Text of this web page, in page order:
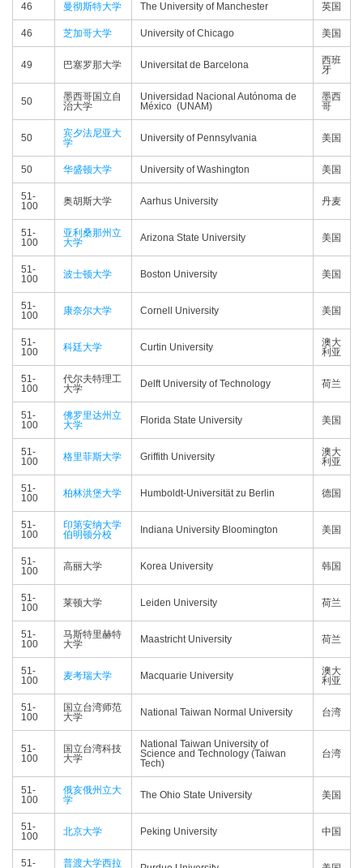
46 曼彻斯特大学 The University of Manchester 英国
46 芝加哥大学 University of Chicago 美国
49 巴塞罗那大学 Universitat de Barcelona
西班
牙
50
墨西哥国立自
治大学
Universidad Nacional Autónoma de
México (UNAM)
墨西
哥
50
宾夕法尼亚大
学
University of Pennsylvania 美国
50 华盛顿大学 University of Washington 美国
51-
100
奥胡斯大学 Aarhus University 丹麦
51-
100
亚利桑那州立
大学
Arizona State University 美国
51-
100
波士顿大学 Boston University 美国
51-
100
康奈尔大学 Cornell University 美国
51-
100
科廷大学 Curtin University
澳大
利亚
51-
100
代尔夫特理工
大学
Delft University of Technology 荷兰
51-
100
佛罗里达州立
大学
Florida State University 美国
51-
100
格里菲斯大学 Griffith University
澳大
利亚
51-
100
柏林洪堡大学 Humboldt-Universität zu Berlin 德国
51-
100
印第安纳大学
伯明顿分校
Indiana University Bloomington 美国
51-
100
高丽大学 Korea University 韩国
51-
100
莱顿大学 Leiden University 荷兰
51-
100
马斯特里赫特
大学
Maastricht University 荷兰
51-
100
麦考瑞大学 Macquarie University
澳大
利亚
51-
100
国立台湾师范
大学
National Taiwan Normal University 台湾
51-
100
国立台湾科技
大学
National Taiwan University of
Science and Technology (Taiwan
Tech)
台湾
51-
100
俄亥俄州立大
学
The Ohio State University 美国
51-
100
北京大学 Peking University 中国
51-
普渡大学西拉